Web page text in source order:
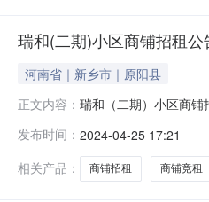
瑞和(二期)小区商铺招租公
河南省｜新乡市｜原阳县
正文内容： 瑞和（二期）小区商
价确定竞租成交人。3.
（附件5），并自竞拍确
发布时间： 2024-04-25 17:21
相关产品：
商铺招租 商铺竞租